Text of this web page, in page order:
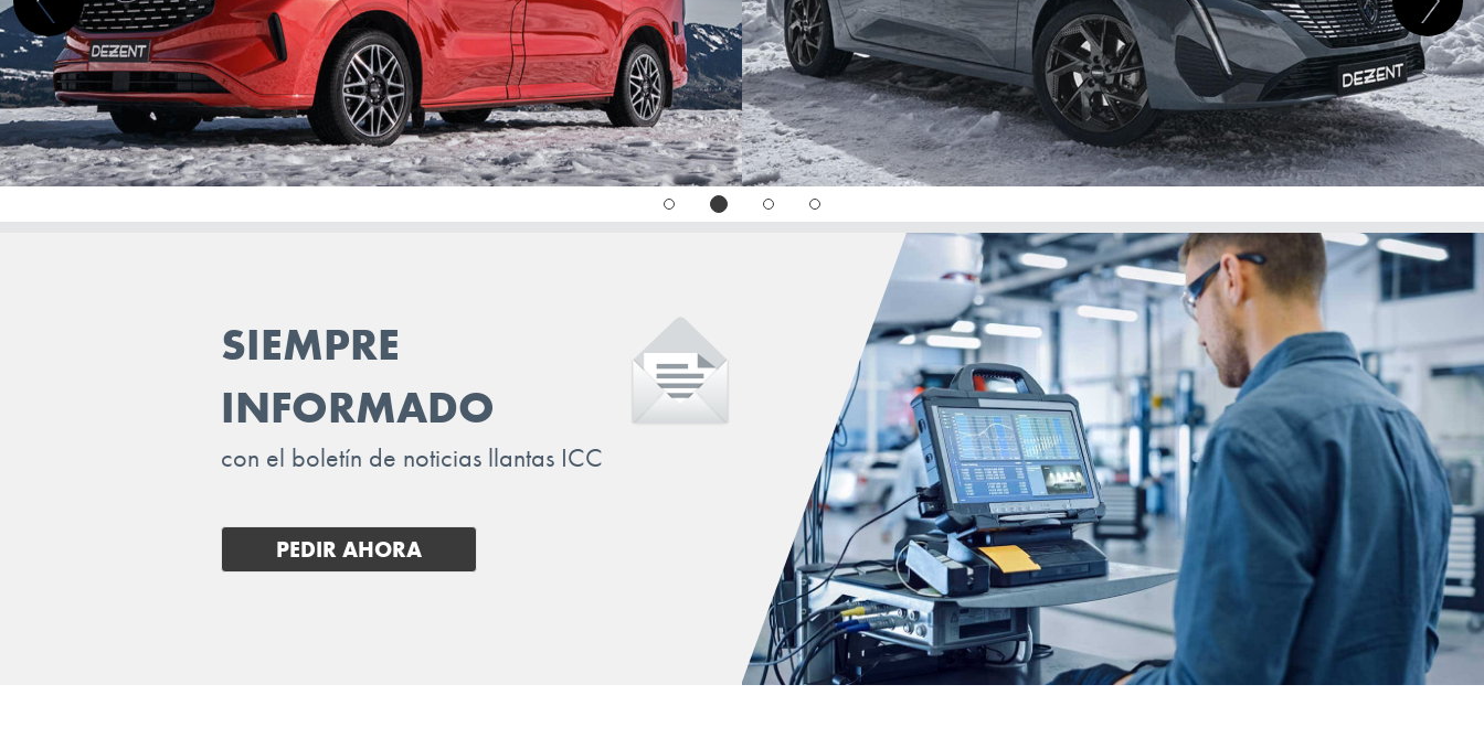
SIEMPRE
INFORMADO
con el boletín de noticias llantas ICC
PEDIR AHORA